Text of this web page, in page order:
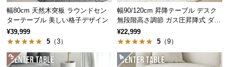
中
商
品
の
配
幅80cm 天然木突板 ラウンドセン
ターテーブル 美しい格子デザイン
¥39,999
5 （3）
幅90/120cm 昇降テーブル デスク
無段階高さ調節 ガス圧昇降式 ダイ
ニング 高さ55~70cm
¥22,999
5 （9）